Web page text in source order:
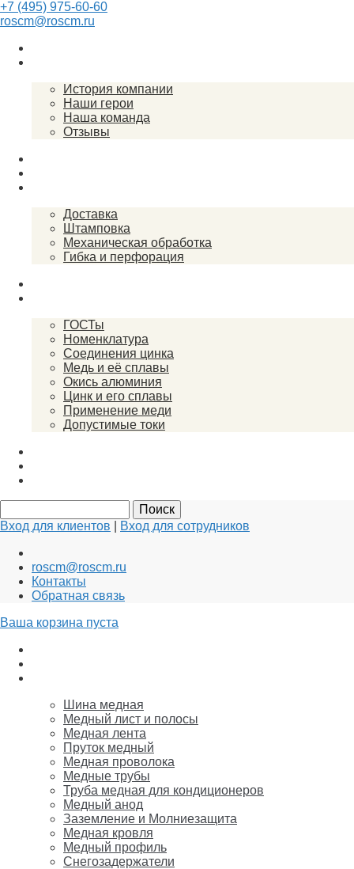
+7 (495) 975-60-60
roscm@roscm.ru
История компании
Наши герои
Наша команда
Отзывы
Доставка
Штамповка
Механическая обработка
Гибка и перфорация
ГОСТы
Номенклатура
Соединения цинка
Медь и её сплавы
Окись алюминия
Цинк и его сплавы
Применение меди
Допустимые токи
Вход для клиентов Вход для сотрудников
roscm@roscm.ru
Контакты
Обратная связь
Ваша корзина пуста
Шина медная
Медный лист и полосы
Медная лента
Пруток медный
Медная проволока
Медные трубы
Труба медная для кондиционеров
Медный анод
Заземление и Молниезащита
Медная кровля
Медный профиль
Снегозадержатели